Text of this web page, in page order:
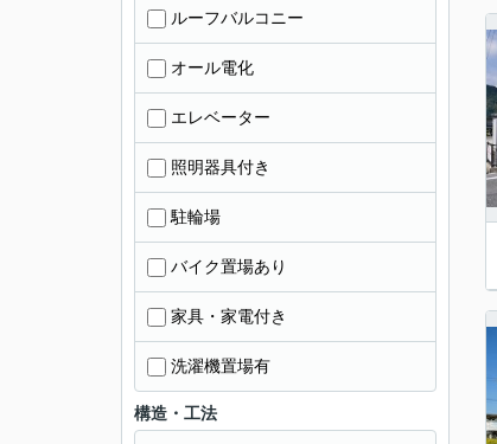
ルーフバルコニー
オール電化
エレベーター
照明器具付き
駐輪場
バイク置場あり
家具・家電付き
洗濯機置場有
構造・工法